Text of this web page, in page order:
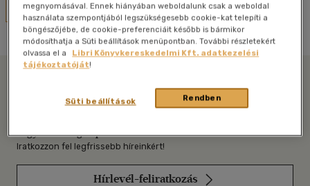
Művei
Nincs találat
Libri
Legyen mindig képben az irodalommal!
Iratkozzon fel legfrissebb híreinkért!
Hírlevél-feliratkozás
megnyomásával. Ennek hiányában weboldalunk csak a weboldal
használata szempontjából legszükségesebb cookie-kat telepíti a
böngészőjébe, de cookie-preferenciáit később is bármikor
módosíthatja a Süti beállítások menüpontban. További részletekért
olvassa el a
Libri Könyvkereskedelmi Kft. adatkezelési
tájékoztatóját!
Rendben
Süti beállítások